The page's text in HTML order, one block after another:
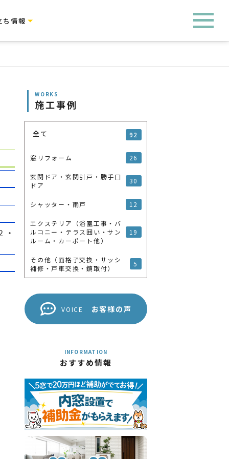
ち情報
WORKS
施工事例
全て 92
窓リフォーム 26
玄関ドア・玄関引戸・勝手口
ドア
30
シャッター・雨戸 12
エクステリア（浴室工事・バ
ルコニー・テラス囲い・サン
ルーム・カーポート他）
19
その他（面格子交換・サッシ
補修・戸車交換・鏡取付）
5
VOICE お客様の声
INFORMATION
おすすめ情報